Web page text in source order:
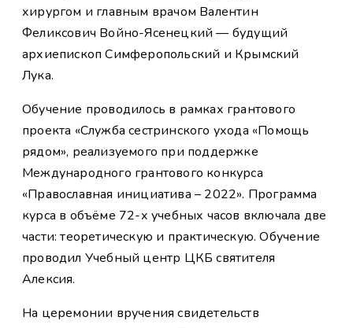
хирургом и главным врачом Валентин
Феликсович Войно-Ясенецкий — будущий
архиепископ Симферопольский и Крымский
Лука.
Обучение проводилось в рамках грантового
проекта «Служба сестринского ухода «Помощь
рядом», реализуемого при поддержке
Международного грантового конкурса
«Православная инициатива – 2022». Программа
курса в объёме 72-х учебных часов включала две
части: теоретическую и практическую. Обучение
проводил Учебный центр ЦКБ святителя
Алексия.
На церемонии вручения свидетельств